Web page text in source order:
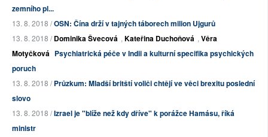
zemního pl...
13. 8. 2018 /OSN: Čína drží v tajných táborech milion Ujgurů
13. 8. 2018 /Dominika Švecová , Kateřina Duchoňová , Věra
Motyčková Psychiatrická péče v Indii a kulturní specifika psychických
poruch
13. 8. 2018 /Průzkum: Mladší britští voliči chtějí ve věci brexitu poslední
slovo
13. 8. 2018 /Izrael je "blíže než kdy dříve" k porážce Hamásu, říká
ministr